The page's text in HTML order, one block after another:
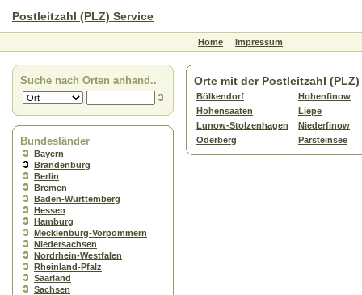
Postleitzahl (PLZ) Service
Home Impressum
Suche nach Orten anhand..
Bundesländer
Bayern
Brandenburg
Berlin
Bremen
Baden-Württemberg
Hessen
Hamburg
Mecklenburg-Vorpommern
Niedersachsen
Nordrhein-Westfalen
Rheinland-Pfalz
Saarland
Sachsen
Orte mit der Postleitzahl (PLZ)
Bölkendorf
Hohenfinow
Hohensaaten
Liepe
Lunow-Stolzenhagen
Niederfinow
Oderberg
Parsteinsee